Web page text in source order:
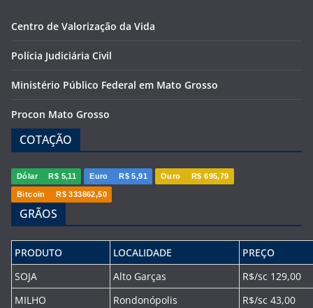
Centro de Valorização da Vida
Polícia Judiciária Civil
Ministério Público Federal em Mato Grosso
Procon Mato Grosso
COTAÇÃO
Dólar R$ 5,11 Euro R$ 5,91 Ouro R$ 695,79
Bitcoin R$ 333862,50
GRÃOS
PRODUTO LOCALIDADE
PREÇO
SOJA
Alto Garças
R$/sc 129,00
MILHO
Rondonópolis
R$/sc 43,00